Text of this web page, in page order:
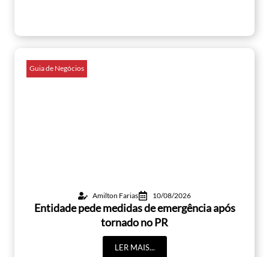
Guia de Negócios
Amilton Farias 10/08/2026
Entidade pede medidas de emergência após
tornado no PR
LER MAIS...